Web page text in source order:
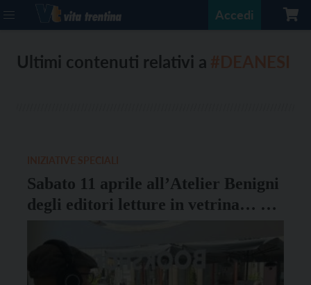
Accedi
Ultimi contenuti relativi a
Sabato 11 aprile all’Atelier Benigni
degli editori letture in vetrina… a